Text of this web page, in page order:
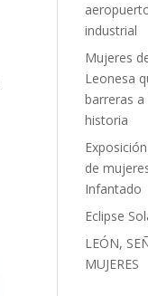
industrial
Mujeres
Leonesa
barreras
historia
de
Infantado
Eclipse
LEÓN,
MUJERES